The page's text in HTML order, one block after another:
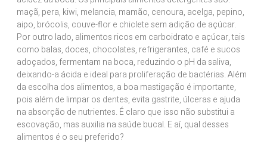
maçã, pera, kiwi, melancia, mamão, cenoura, acelga, pepino,
aipo, brócolis, couve-flor e chiclete sem adição de açúcar.
Por outro lado, alimentos ricos em carboidrato e açúcar, tais
como balas, doces, chocolates, refrigerantes, café e sucos
adoçados, fermentam na boca, reduzindo o pH da saliva,
deixando-a ácida e ideal para proliferação de bactérias. Além
da escolha dos alimentos, a boa mastigação é importante,
pois além de limpar os dentes, evita gastrite, úlceras e ajuda
na absorção de nutrientes. É claro que isso não substitui a
escovação, mas auxilia na saúde bucal. E aí, qual desses
alimentos é o seu preferido?